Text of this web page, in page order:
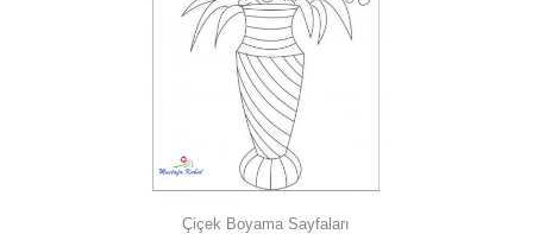
Çiçek Boyama Sayfaları